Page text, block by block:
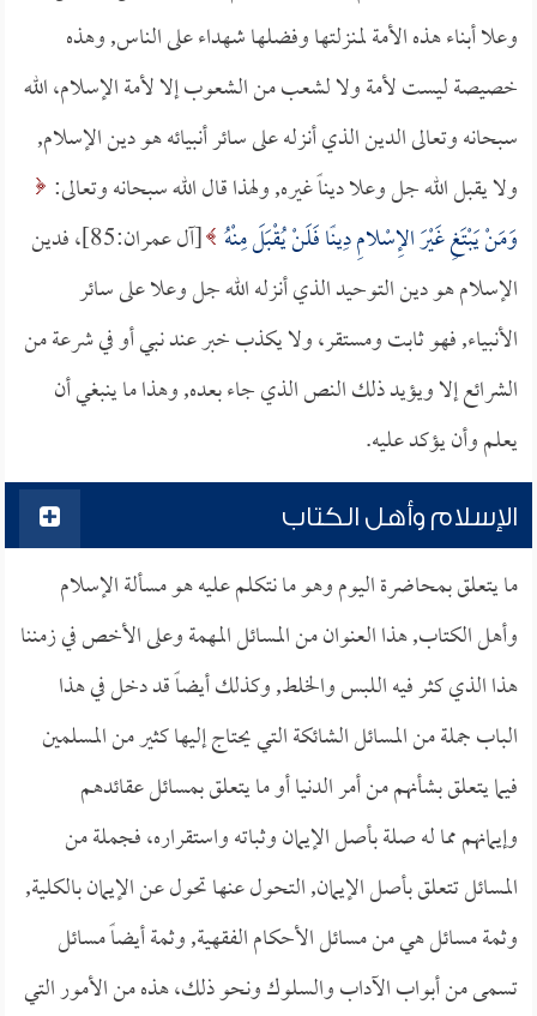
وعلا أبناء هذه الأمة لمنزلتها وفضلها شهداء على الناس, وهذه
خصيصة ليست لأمة ولا لشعب من الشعوب إلا لأمة الإسلام، الله
سبحانه وتعالى الدين الذي أنزله على سائر أنبيائه هو دين الإسلام,
ولا يقبل الله جل وعلا ديناً غيره, ولهذا قال الله سبحانه وتعالى:
وَمَنْ يَبْتَغِ غَيْرَ الإِسْلامِ دِينًا فَلَنْ يُقْبَلَ مِنْهُ
[آل عمران:85]، فدين
الإسلام هو دين التوحيد الذي أنزله الله جل وعلا على سائر
الأنبياء, فهو ثابت ومستقر، ولا يكذب خبر عند نبي أو في شرعة من
الشرائع إلا ويؤيد ذلك النص الذي جاء بعده, وهذا ما ينبغي أن
يعلم وأن يؤكد عليه.
الإسلام وأهل الكتاب
ما يتعلق بمحاضرة اليوم وهو ما نتكلم عليه هو مسألة الإسلام
وأهل الكتاب, هذا العنوان من المسائل المهمة وعلى الأخص في زمننا
هذا الذي كثر فيه اللبس والخلط, وكذلك أيضاً قد دخل في هذا
الباب جملة من المسائل الشائكة التي يحتاج إليها كثير من المسلمين
فيما يتعلق بشأنهم من أمر الدنيا أو ما يتعلق بمسائل عقائدهم
وإيمانهم مما له صلة بأصل الإيمان وثباته واستقراره، فجملة من
المسائل تتعلق بأصل الإيمان, التحول عنها تحول عن الإيمان بالكلية,
وثمة مسائل هي من مسائل الأحكام الفقهية, وثمة أيضاً مسائل
تسمى من أبواب الآداب والسلوك ونحو ذلك، هذه من الأمور التي